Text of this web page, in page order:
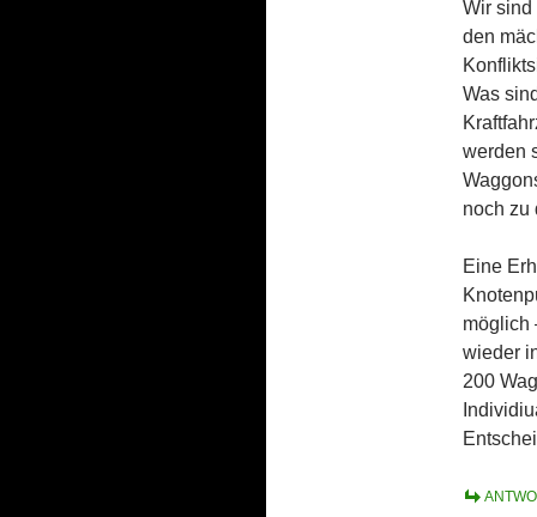
Wir sind
den
Was
werden
noch zu
Eine
möglich
wieder
200